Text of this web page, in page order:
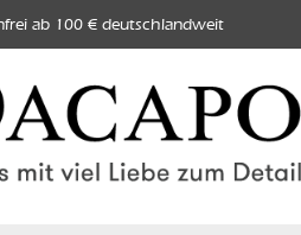
ab 100 € deutschlandweit